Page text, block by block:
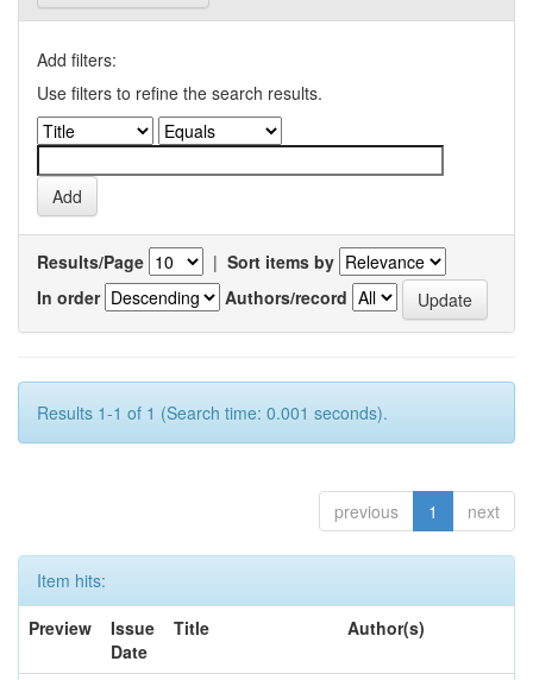
Add filters:
Use filters to refine the search results.
Results/Page | Sort items by
In order
Authors/record
Results 1-1 of 1 (Search time: 0.001 seconds).
previous 1 next
Item hits:
Preview
Issue
Date
Title Author(s)